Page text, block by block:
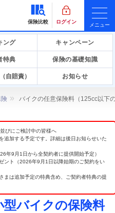
保険比較 ログイン
メニュー
ング キャンペーン
特典 保険の基礎知識
自賠責） お知らせ
険 バイクの任意保険料（125cc以下
びにご検討中の皆様へ
追加する予定です。詳細は後日お知らせいた
年9月1日から全契約者に提供開始予定）
ント（2026年9月1日以降始期のご契約をい
は追加予定の特典含め、ご契約者特典の提
型バイクの保険料